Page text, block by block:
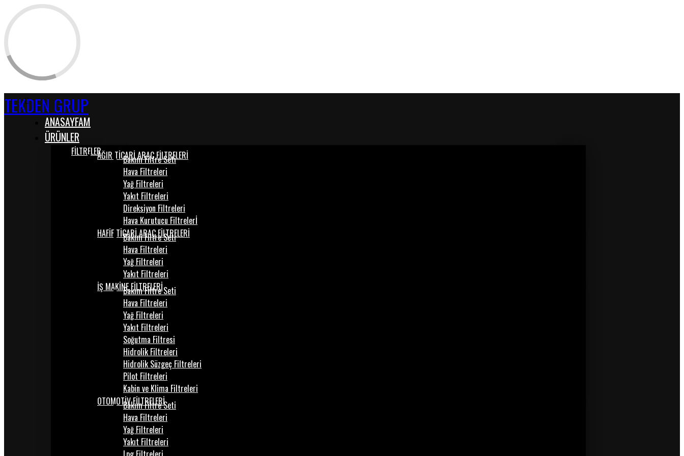
TEKDEN GRUP
ANASAYFAM
ÜRÜNLER
FİLTRELERAĞIR TİCARİ ARAÇ FİLTRELERİ
Bakım Filtre Seti
Hava Filtreleri
Yağ Filtreleri
Yakıt Filtreleri
Direksiyon Filtreleri
Hava Kurutucu Filtrelerİ
HAFİF TİCARİ ARAÇ FİLTRELERİ
Bakım Filtre Seti
Hava Filtreleri
Yağ Filtreleri
Yakıt Filtreleri
İŞ MAKİNE FİLTRELERİ
Bakım Filtre Seti
Hava Filtreleri
Yağ Filtreleri
Yakıt Filtreleri
Soğutma Filtresi
Hidrolik Filtreleri
Hidrolik Süzgeç Filtreleri
Pilot Filtreleri
Kabin ve Klima Filtreleri
OTOMOTİV FİLTRELERİ
Bakım Filtre Seti
Hava Filtreleri
Yağ Filtreleri
Yakıt Filtreleri